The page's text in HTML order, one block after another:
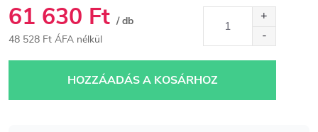
61 630 Ft / db
48 528 Ft ÁFA nélkül
HOZZÁADÁS A KOSÁRHOZ